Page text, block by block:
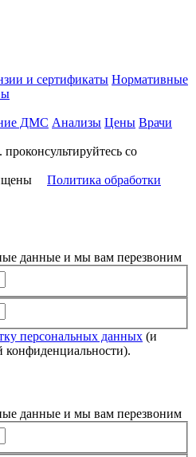
и сертификаты Нормативные
ДМС Анализы Цены Врачи
со
Политика обработки
данные и мы вам перезвоним
персональных данных (и
конфиденциальности).
данные и мы вам перезвоним